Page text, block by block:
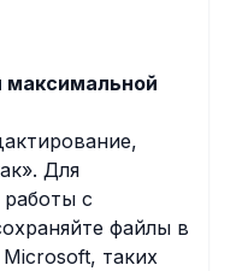
максимальной
Для
с
файлы в
таких